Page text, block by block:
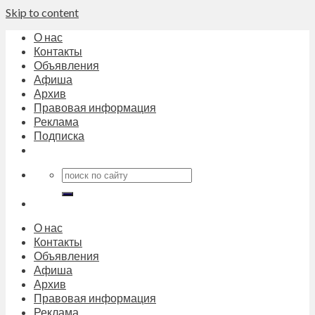
Skip to content
О нас
Контакты
Объявления
Афиша
Архив
Правовая информация
Реклама
Подписка
О нас
Контакты
Объявления
Афиша
Архив
Правовая информация
Реклама